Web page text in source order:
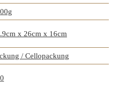
x 26cm x 16cm
/ Cellopackung